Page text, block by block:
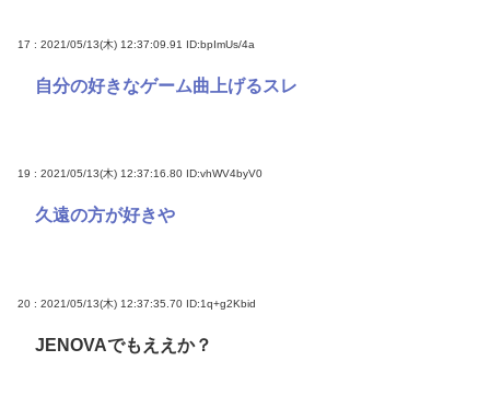
17 : 2021/05/13(木) 12:37:09.91 ID:bpImUs/4a
自分の好きなゲーム曲上げるスレ
19 : 2021/05/13(木) 12:37:16.80 ID:vhWV4byV0
久遠の方が好きや
20 : 2021/05/13(木) 12:37:35.70 ID:1q+g2Kbid
JENOVAでもええか？